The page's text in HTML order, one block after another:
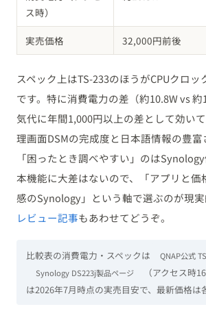
ス時）
実売価格 32,000円前後
スペック上はTS-233のほうがCPUクロ
です。特に消費電力の差（約10.8W vs
気代に年間1,000円以上の差として効い
理画面DSMの完成度と日本語情報の豊
「困ったとき調べやすい」のは
本機能に大差はないので、「アプリと価
感のSynology」という軸で選ぶのが現
レビュー記事もあわせてどうぞ。
比較表の消費電力・スペックは QNAP公式
Synology DS223j製品ページ
（アクセス時
は2026年7月時点の実売目安で、最新価格